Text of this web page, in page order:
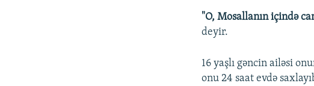
"O, Mosallanın içində
deyir.
16 yaşlı gəncin ailəsi
onu 24 saat evdə